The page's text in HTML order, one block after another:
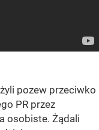
pozew przeciwko
PR przez
osobiste. Żądali